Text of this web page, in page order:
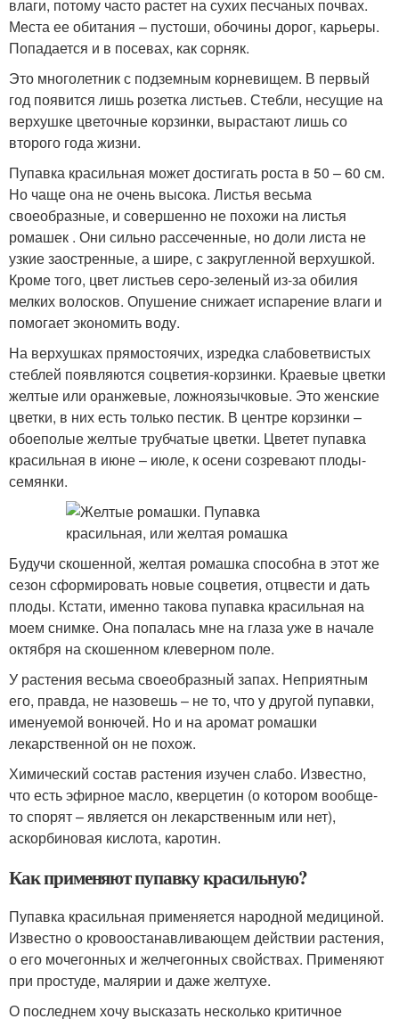
влаги, потому часто растет на сухих песчаных почвах.
Места ее обитания – пустоши, обочины дорог, карьеры.
Попадается и в посевах, как сорняк.
Это многолетник с подземным корневищем. В первый
год появится лишь розетка листьев. Стебли, несущие на
верхушке цветочные корзинки, вырастают лишь со
второго года жизни.
Пупавка красильная может достигать роста в 50 – 60 см.
Но чаще она не очень высока. Листья весьма
своеобразные, и совершенно не похожи на листья
ромашек . Они сильно рассеченные, но доли листа не
узкие заостренные, а шире, с закругленной верхушкой.
Кроме того, цвет листьев серо-зеленый из-за обилия
мелких волосков. Опушение снижает испарение влаги и
помогает экономить воду.
На верхушках прямостоячих, изредка слабоветвистых
стеблей появляются соцветия-корзинки. Краевые цветки
желтые или оранжевые, ложноязычковые. Это женские
цветки, в них есть только пестик. В центре корзинки –
обоеполые желтые трубчатые цветки. Цветет пупавка
красильная в июне – июле, к осени созревают плоды-
семянки.
Будучи скошенной, желтая ромашка способна в этот же
сезон сформировать новые соцветия, отцвести и дать
плоды. Кстати, именно такова пупавка красильная на
моем снимке. Она попалась мне на глаза уже в начале
октября на скошенном клеверном поле.
У растения весьма своеобразный запах. Неприятным
его, правда, не назовешь – не то, что у другой пупавки,
именуемой вонючей. Но и на аромат ромашки
лекарственной он не похож.
Химический состав растения изучен слабо. Известно,
что есть эфирное масло, кверцетин (о котором вообще-
то спорят – является он лекарственным или нет),
аскорбиновая кислота, каротин.
Как применяют пупавку красильную?
Пупавка красильная применяется народной медициной.
Известно о кровоостанавливающем действии растения,
о его мочегонных и желчегонных свойствах. Применяют
при простуде, малярии и даже желтухе.
О последнем хочу высказать несколько критичное